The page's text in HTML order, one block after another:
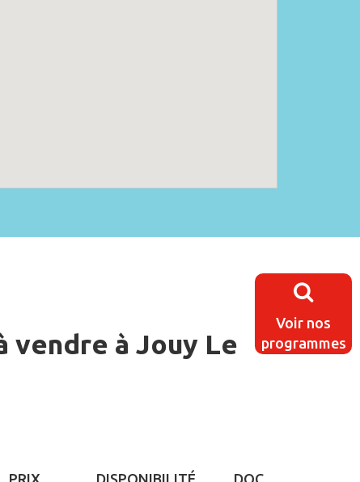
Voir nos
programmes
vendre à Jouy Le